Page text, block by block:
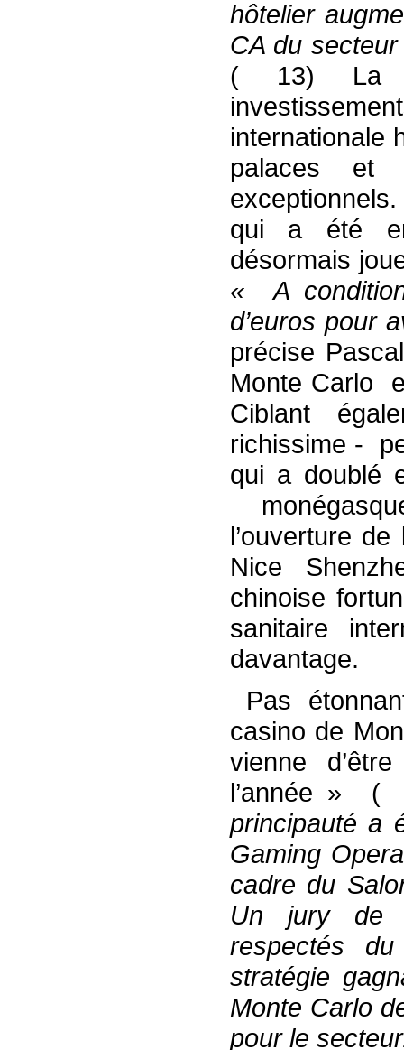
hôtelier
CA du
( 13) La
internationale
palaces
qui a été
désormais
«
A
d’euros pour
précise
Monte Carlo
Ciblant
richissime -
qui a doublé
l’ouverture
Nice
chinoise
sanitaire
davantage.
Pas
casino de
vienne
l’année »
principauté a
Gaming
cadre du
Un jury de
respectés
stratégie
Monte Carlo
pour le